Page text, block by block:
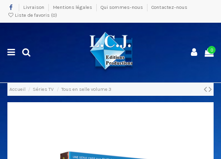
Livraison Mentions légales Qui sommes-nous
Contactez-nous
Liste de favoris (0)
0
Accueil Séries TV Tous en selle volume 3